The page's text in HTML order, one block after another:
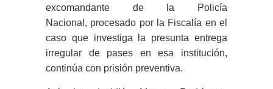
excomandante de la Policía
Nacional, procesado por la Fiscalía en el
caso que investiga la presunta entrega
irregular de pases en esa institución,
continúa con prisión preventiva.